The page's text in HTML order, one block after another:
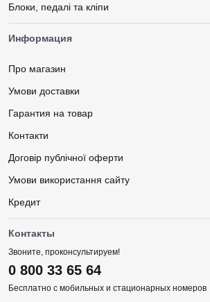
Блоки, педалі та кліпи
Информация
Про магазин
Умови доставки
Гарантия на товар
Контакти
Договір публічної оферти
Умови використання сайту
Кредит
Контакты
Звоните, проконсультируем!
0 800 33 65 64
Бесплатно с мобильных и стационарных номеров